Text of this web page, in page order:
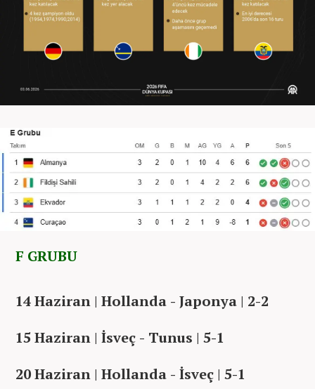
F GRUBU
14 Haziran | Hollanda - Japonya | 2-2
15 Haziran | İsveç - Tunus | 5-1
20 Haziran | Hollanda - İsveç | 5-1